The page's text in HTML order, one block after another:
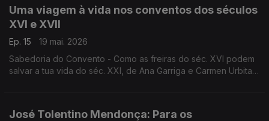
Uma viagem à vida nos conventos dos séculos
XVI e XVII
Ep. 15
19 mai. 2026
Sabedoria do Convento - Como as freiras do séc. XVI podem
salvar a tua vida do séc. XXI, de Ana Garriga e Carmen Urbita,
José Tolentino Mendonça: Para os